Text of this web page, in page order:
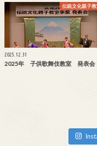
伝統文化親子
2025.12.31
2025年 子供歌舞伎教室 発表会